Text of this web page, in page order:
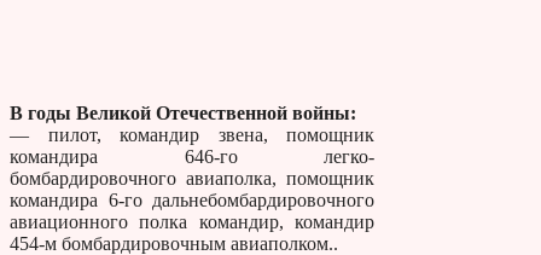
В годы Великой Отечественной войны:
— пилот, командир звена, помощник
командира 646-го легко-
бомбардировочного авиаполка, помощник
командира 6-го дальнебомбардировочного
авиационного полка командир, командир
454-м бомбардировочным авиаполком..